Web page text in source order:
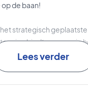
de baan!
het strategisch
biedt wanneer je
en
Lees verder